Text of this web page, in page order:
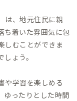
は、地元住民に親
ち着いた雰囲気に包
しむことができま
ょう。
や学習を楽しめる
ゆったりとした時間